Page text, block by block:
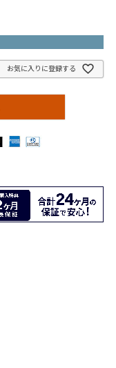
お気に入りに登録する